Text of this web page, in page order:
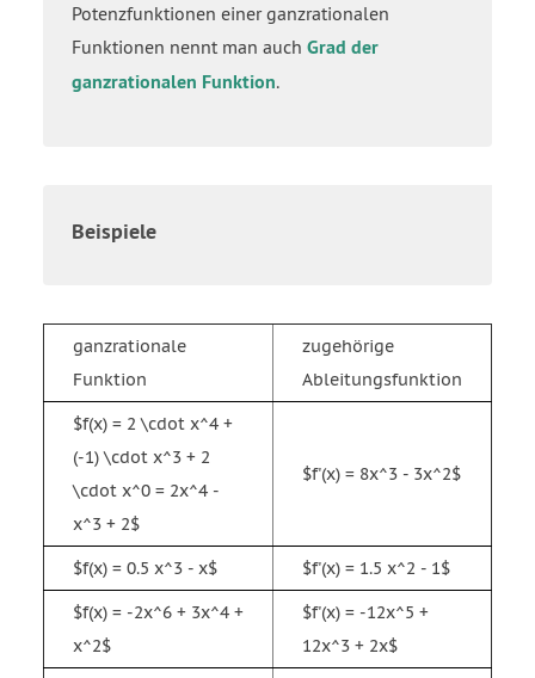
Potenzfunktionen einer ganzrationalen
Funktionen nennt man auch Grad der
ganzrationalen Funktion.
Beispiele
ganzrationale
Funktion
zugehörige
Ableitungsfunktion
$f(x) = 2 \cdot x^4 +
(-1) \cdot x^3 + 2
\cdot x^0 = 2x^4 -
x^3 + 2$
$f'(x) = 8x^3 - 3x^2$
$f(x) = 0.5 x^3 - x$ $f'(x) = 1.5 x^2 - 1$
$f(x) = -2x^6 + 3x^4 +
x^2$
$f'(x) = -12x^5 +
12x^3 + 2x$